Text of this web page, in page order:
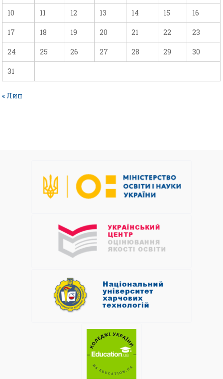
10 11 12 13 14 15 16
17 18 19 20 21 22 23
24 25 26 27 28 29 30
31
« Лип